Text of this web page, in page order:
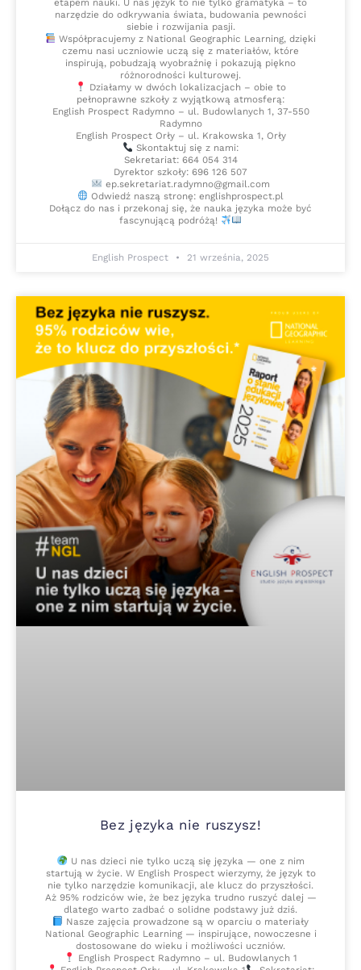
etapem nauki. U nas język to nie tylko gramatyka – to
narzędzie do odkrywania świata, budowania pewności
siebie i rozwijania pasji.
Współpracujemy z National Geographic Learning, dzięki
czemu nasi uczniowie uczą się z materiałów, które
inspirują, pobudzają wyobraźnię i pokazują piękno
różnorodności kulturowej.
Działamy w dwóch lokalizacjach – obie to
pełnoprawne szkoły z wyjątkową atmosferą:
English Prospect Radymno – ul. Budowlanych 1, 37-550
Radymno
English Prospect Orły – ul. Krakowska 1, Orły
Skontaktuj się z nami:
Sekretariat: 664 054 314
Dyrektor szkoły: 696 126 507
ep.sekretariat.radymno@gmail.com
Odwiedź naszą stronę: englishprospect.pl
Dołącz do nas i przekonaj się, że nauka języka może być
fascynującą podróżą!
English Prospect 21 września, 2025
Bez języka nie ruszysz!
U nas dzieci nie tylko uczą się języka — one z nim
startują w życie. W English Prospect wierzymy, że język to
nie tylko narzędzie komunikacji, ale klucz do przyszłości.
Aż 95% rodziców wie, że bez języka trudno ruszyć dalej —
dlatego warto zadbać o solidne podstawy już dziś.
Nasze zajęcia prowadzone są w oparciu o materiały
National Geographic Learning — inspirujące, nowoczesne i
dostosowane do wieku i możliwości uczniów.
English Prospect Radymno – ul. Budowlanych 1